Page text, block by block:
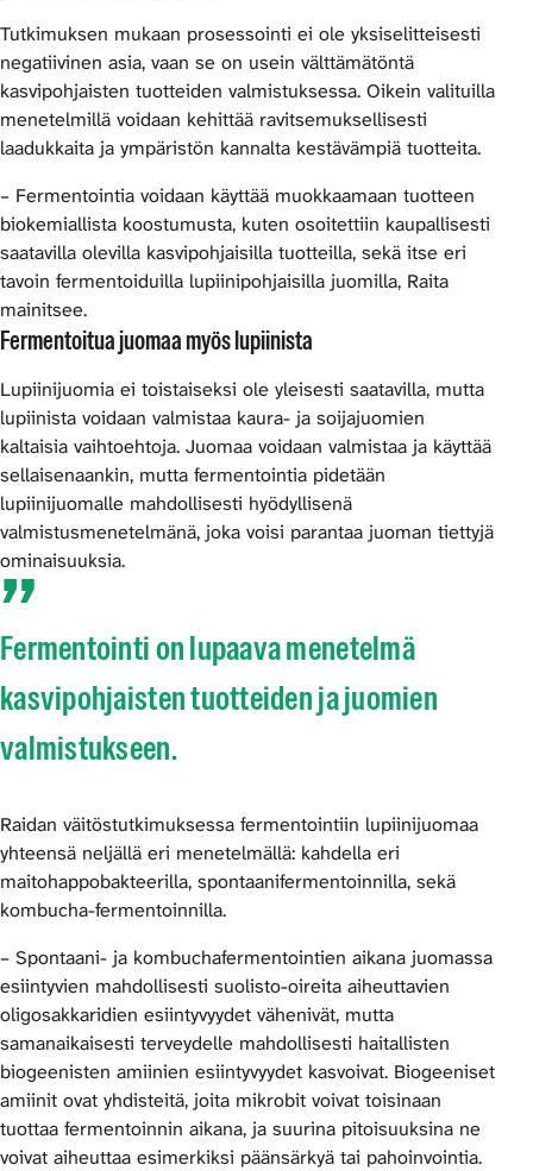
Tutkimuksen mukaan prosessointi ei ole yksiselitteisesti
negatiivinen asia, vaan se on usein välttämätöntä
kasvipohjaisten tuotteiden valmistuksessa. Oikein valituilla
menetelmillä voidaan kehittää ravitsemuksellisesti
laadukkaita ja ympäristön kannalta kestävämpiä tuotteita.
– Fermentointia voidaan käyttää muokkaamaan tuotteen
biokemiallista koostumusta, kuten osoitettiin kaupallisesti
saatavilla olevilla kasvipohjaisilla tuotteilla, sekä itse eri
tavoin fermentoiduilla lupiinipohjaisilla juomilla, Raita
mainitsee.
Fermentoitua juomaa myös lupiinista
Lupiinijuomia ei toistaiseksi ole yleisesti saatavilla, mutta
lupiinista voidaan valmistaa kaura- ja soijajuomien
kaltaisia vaihtoehtoja. Juomaa voidaan valmistaa ja käyttää
sellaisenaankin, mutta fermentointia pidetään
lupiinijuomalle mahdollisesti hyödyllisenä
valmistusmenetelmänä, joka voisi parantaa juoman tiettyjä
ominaisuuksia.
Fermentointi on lupaava menetelmä
kasvipohjaisten tuotteiden ja juomien
valmistukseen.
Raidan väitöstutkimuksessa fermentointiin lupiinijuomaa
yhteensä neljällä eri menetelmällä: kahdella eri
maitohappobakteerilla, spontaanifermentoinnilla, sekä
kombucha-fermentoinnilla.
– Spontaani- ja kombuchafermentointien aikana juomassa
esiintyvien mahdollisesti suolisto-oireita aiheuttavien
oligosakkaridien esiintyvyydet vähenivät, mutta
samanaikaisesti terveydelle mahdollisesti haitallisten
biogeenisten amiinien esiintyvyydet kasvoivat. Biogeeniset
amiinit ovat yhdisteitä, joita mikrobit voivat toisinaan
tuottaa fermentoinnin aikana, ja suurina pitoisuuksina ne
voivat aiheuttaa esimerkiksi päänsärkyä tai pahoinvointia.